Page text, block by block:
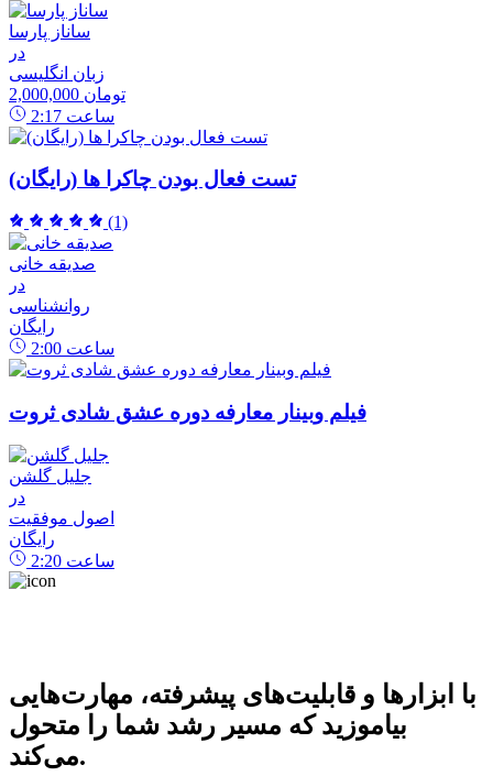
ساناز پارسا
در
زبان انگلیسی
2,000,000 تومان
2:17 ساعت
تست فعال بودن چاکرا ها (رایگان)
(1)
صدیقه خانی
در
روانشناسی
رایگان
2:00 ساعت
فیلم وبینار معارفه دوره عشق شادی ثروت
جلیل گلشن
در
اصول موفقیت
رایگان
2:20 ساعت
با ابزارها و قابلیت‌های پیشرفته، مهارت‌هایی
بیاموزید که مسیر رشد شما را متحول
می‌کند.